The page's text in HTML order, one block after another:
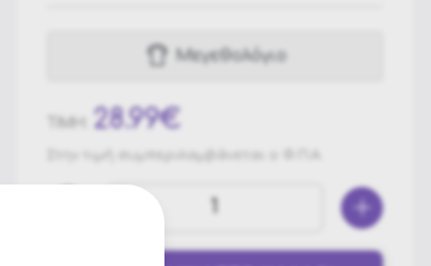
Μεγεθολόγιο
28.99€
Στην τιμή συμπεριλαμβάνεται ο Φ.Π.Α.